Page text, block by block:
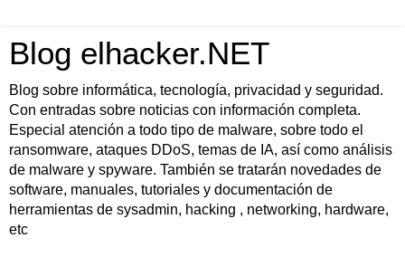
Blog elhacker.NET
Blog sobre informática, tecnología, privacidad y seguridad.
Con entradas sobre noticias con información completa.
Especial atención a todo tipo de malware, sobre todo el
ransomware, ataques DDoS, temas de IA, así como análisis
de malware y spyware. También se tratarán novedades de
software, manuales, tutoriales y documentación de
herramientas de sysadmin, hacking , networking, hardware,
etc